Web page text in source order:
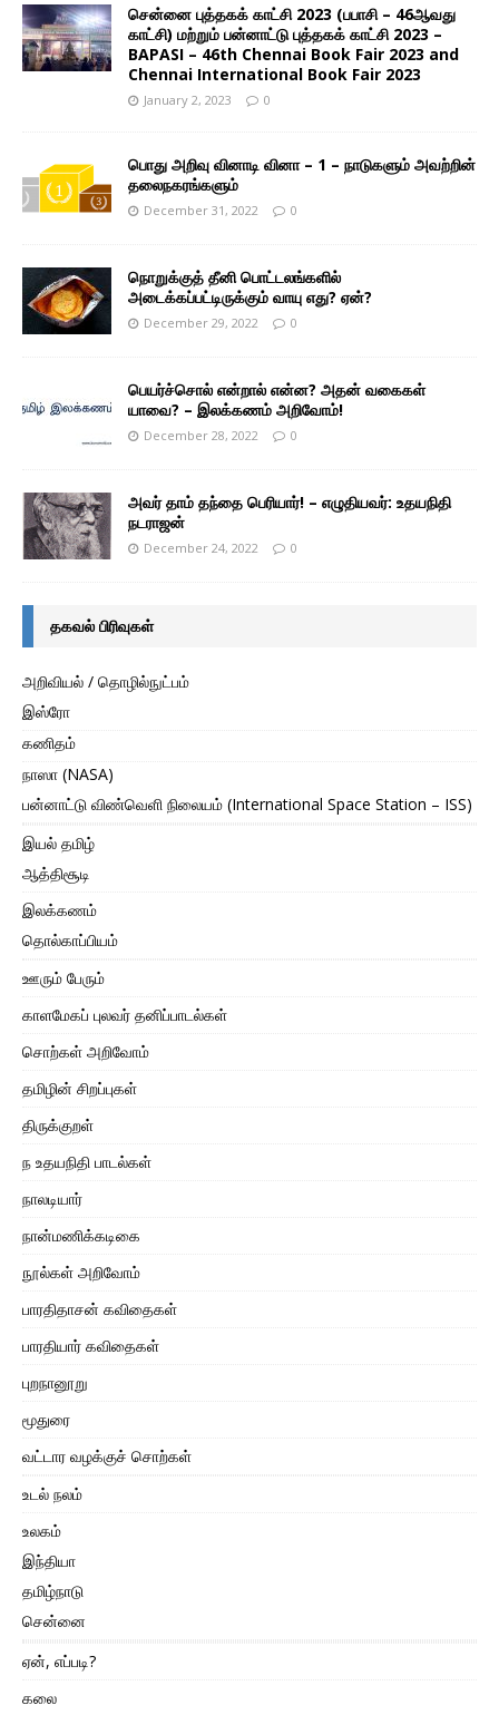
சென்னை புத்தகக் காட்சி 2023 (பபாசி – 46ஆவது
காட்சி) மற்றும் பன்னாட்டு புத்தகக் காட்சி 2023 –
BAPASI – 46th Chennai Book Fair 2023 and
Chennai International Book Fair 2023
January 2, 2023 0
பொது அறிவு வினாடி வினா – 1 – நாடுகளும் அவற்றின்
தலைநகரங்களும்
December 31, 2022 0
நொறுக்குத் தீனி பொட்டலங்களில்
அடைக்கப்பட்டிருக்கும் வாயு எது? ஏன்?
December 29, 2022 0
பெயர்ச்சொல் என்றால் என்ன? அதன் வகைகள்
யாவை? – இலக்கணம் அறிவோம்!
December 28, 2022 0
அவர் தாம் தந்தை பெரியார்! – எழுதியவர்: உதயநிதி
நடராஜன்
December 24, 2022 0
தகவல் பிரிவுகள்
அறிவியல் / தொழில்நுட்பம்
இஸ்ரோ
கணிதம்
நாஸா (NASA)
பன்னாட்டு விண்வெளி நிலையம் (International Space Station – ISS)
இயல் தமிழ்
ஆத்திசூடி
இலக்கணம்
தொல்காப்பியம்
ஊரும் பேரும்
காளமேகப் புலவர் தனிப்பாடல்கள்
சொற்கள் அறிவோம்
தமிழின் சிறப்புகள்
திருக்குறள்
ந உதயநிதி பாடல்கள்
நாலடியார்
நான்மணிக்கடிகை
நூல்கள் அறிவோம்
பாரதிதாசன் கவிதைகள்
பாரதியார் கவிதைகள்
புறநானூறு
மூதுரை
வட்டார வழக்குச் சொற்கள்
உடல் நலம்
உலகம்
இந்தியா
தமிழ்நாடு
சென்னை
ஏன், எப்படி?
கலை